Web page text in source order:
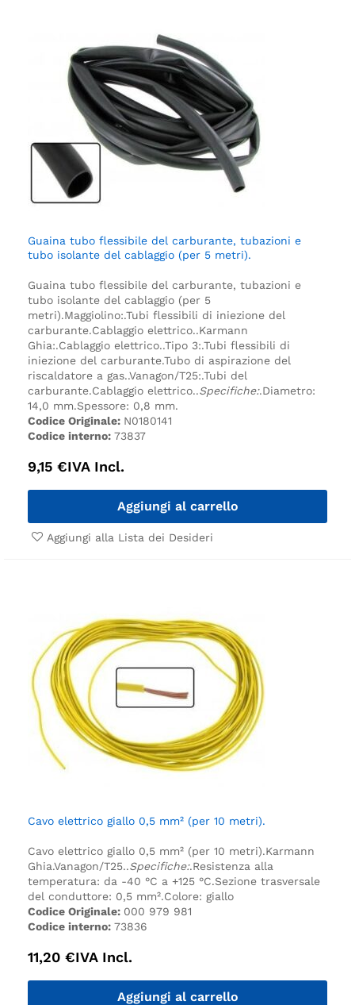
Guaina tubo flessibile del carburante, tubazioni e
tubo isolante del cablaggio (per 5 metri).
Guaina tubo flessibile del carburante, tubazioni e
tubo isolante del cablaggio (per 5
metri).Maggiolino:.Tubi flessibili di iniezione del
carburante.Cablaggio elettrico..Karmann
Ghia:.Cablaggio elettrico..Tipo 3:.Tubi flessibili di
iniezione del carburante.Tubo di aspirazione del
riscaldatore a gas..Vanagon/T25:.Tubi del
carburante.Cablaggio elettrico..Specifiche:.Diametro:
14,0 mm.Spessore: 0,8 mm.
Codice Originale: N0180141
Codice interno: 73837
9,15 €IVA Incl.
Aggiungi al carrello
Aggiungi alla Lista dei Desideri
Cavo elettrico giallo 0,5 mm² (per 10 metri).
Cavo elettrico giallo 0,5 mm² (per 10 metri).Karmann
Ghia.Vanagon/T25..Specifiche:.Resistenza alla
temperatura: da -40 °C a +125 °C.Sezione trasversale
del conduttore: 0,5 mm².Colore: giallo
Codice Originale: 000 979 981
Codice interno: 73836
11,20 €IVA Incl.
Aggiungi al carrello